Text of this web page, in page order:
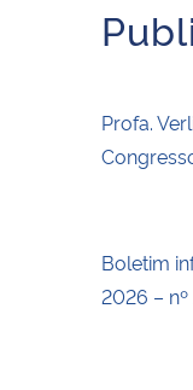
Profa.
Boletim
2026 – nº